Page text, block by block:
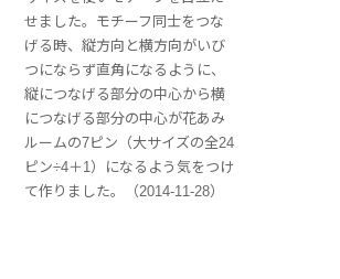
せました。モチーフ同士をつな
げる時、縦方向と横方向がいび
つにならず直角になるように、
縦につなげる部分の中心から横
につなげる部分の中心が花あみ
ルームの7ピン（大サイズの全24
ピン÷4＋1）になるよう気をつけ
て作りました。（2014-11-28）